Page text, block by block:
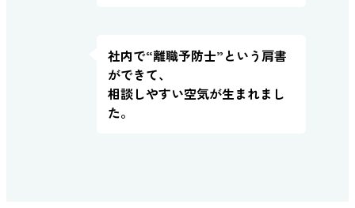
社内で“離職予防士”という肩書
ができて、
相談しやすい空気が生まれまし
た。